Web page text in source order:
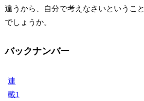
違うから、自分で考えなさいということ
でしょうか。
バックナンバー
連
載1